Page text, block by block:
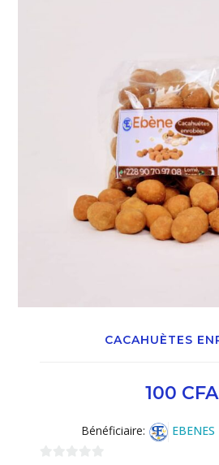
CACAHUÈTES
100 CFA
Bénéficiaire: